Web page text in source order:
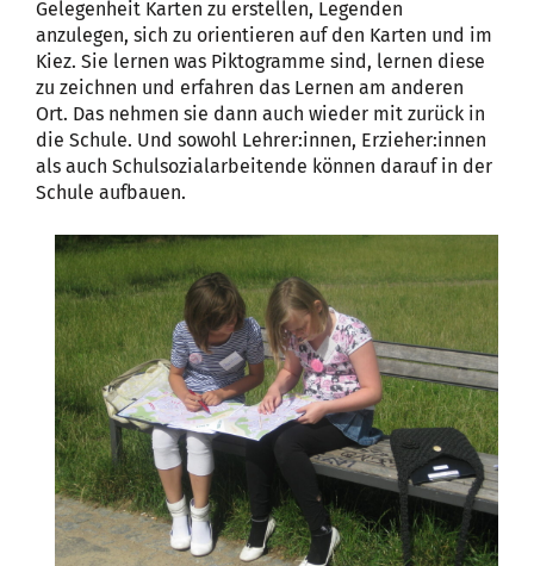
Gelegenheit Karten zu erstellen, Legenden
anzulegen, sich zu orientieren auf den Karten und im
Kiez. Sie lernen was Piktogramme sind, lernen diese
zu zeichnen und erfahren das Lernen am anderen
Ort. Das nehmen sie dann auch wieder mit zurück in
die Schule. Und sowohl Lehrer:innen, Erzieher:innen
als auch Schulsozialarbeitende können darauf in der
Schule aufbauen.